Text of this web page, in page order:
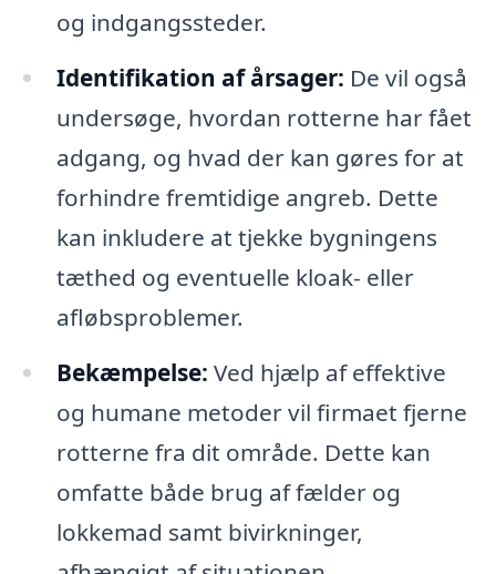
og indgangssteder.
Identifikation af årsager: De vil også
undersøge, hvordan rotterne har fået
adgang, og hvad der kan gøres for at
forhindre fremtidige angreb. Dette
kan inkludere at tjekke bygningens
tæthed og eventuelle kloak- eller
afløbsproblemer.
Bekæmpelse: Ved hjælp af effektive
og humane metoder vil firmaet fjerne
rotterne fra dit område. Dette kan
omfatte både brug af fælder og
lokkemad samt bivirkninger,